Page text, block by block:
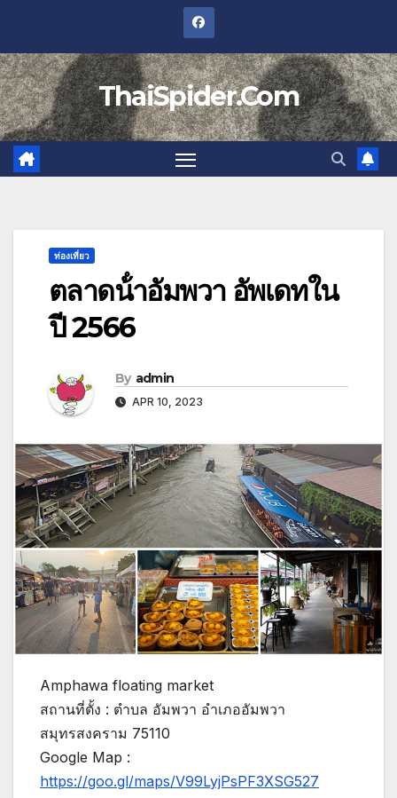
content
ThaiSpider.Com
ท่องเที่ยว
ตลาดน้ําอัมพวา อัพเดทใน
ปี 2566
By admin
APR 10, 2023
Amphawa floating market
สถานที่ตั้ง : ตำบล อัมพวา อำเภออัมพวา
สมุทรสงคราม 75110
Google Map :
https://goo.gl/maps/V99LyjPsPF3XSG527